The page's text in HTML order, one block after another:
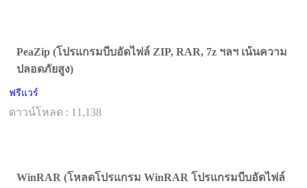
PeaZip (โปรแกรมบีบอัดไฟล์ ZIP, RAR, 7z ฯลฯ เน้นความ
ปลอดภัยสูง)
ฟรีแวร์
ดาวน์โหลด : 11,138
WinRAR (โหลดโปรแกรม WinRAR โปรแกรมบีบอัดไฟล์